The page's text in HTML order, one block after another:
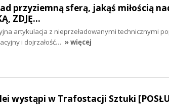
przyziemną sferą, jakąś miłością
ZDJĘ…
artykulacja z nieprzeładowanymi technicznymi
i dojrzałość… » więcej
wystąpi w Trafostacji Sztuki